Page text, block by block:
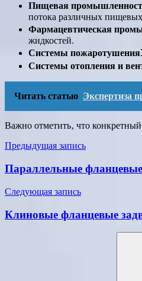
Пищевая
потока различных
Фармацевтическая
жидкостей.
Системы пожаротушения
Системы отопления и
Читать статью Экспертиза
Важно отметить‚ что
Навигация
по
записям
Предыдущая запись
Параллельные
Следующая запись
Клиновые фланцевые